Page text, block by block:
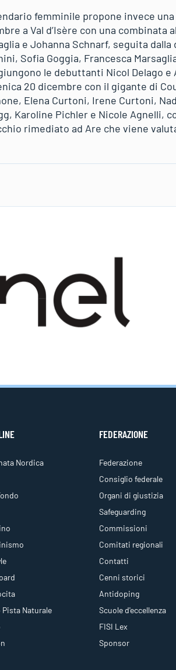
femminile propone invece
a Val d’Isère con una combinata
e Johanna Schnarf, seguita
Sofia Goggia, Francesca
le debuttanti Nicol Delago
20 dicembre con il gigante di
Elena Curtoni, Irene Curtoni,
Karoline Pichler e Nicole Agnelli,
rimediato ad Are che viene
Nordica
Naturale
FEDERAZIONE
Federazione
Consiglio federale
Organi di giustizia
Safeguarding
Commissioni
Comitati regionali
Contatti
Cenni storici
Antidoping
Scuole d'eccellenza
FISI Lex
Sponsor